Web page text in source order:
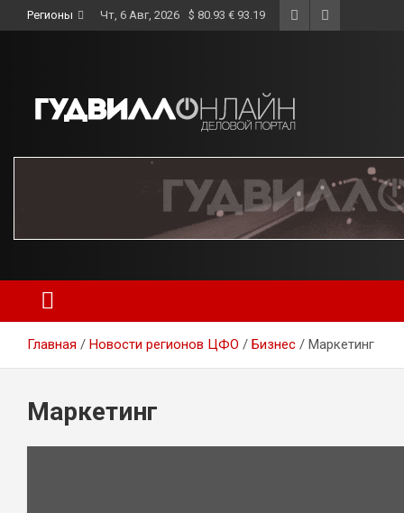
to
Регионы Чт, 6 Авг, 2026 $ 80.93 € 93.19
Главная Новости регионов ЦФО Бизнес Маркетинг
Маркетинг